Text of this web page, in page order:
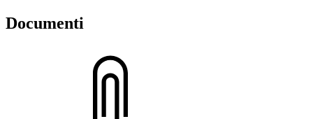
Documenti